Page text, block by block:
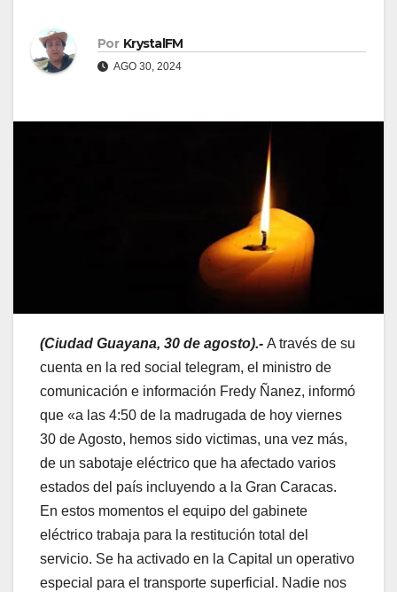
Por KrystalFM
AGO 30, 2024
(Ciudad Guayana, 30 de agosto).- A través de su
cuenta en la red social telegram, el ministro de
comunicación e información Fredy Ñanez, informó
que «a las 4:50 de la madrugada de hoy viernes
30 de Agosto, hemos sido victimas, una vez más,
de un sabotaje eléctrico que ha afectado varios
estados del país incluyendo a la Gran Caracas.
En estos momentos el equipo del gabinete
eléctrico trabaja para la restitución total del
servicio. Se ha activado en la Capital un operativo
especial para el transporte superficial. Nadie nos